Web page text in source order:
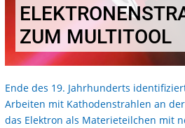
ZUM MULTITOOL
Ende des 19. Jahrhunderts
Arbeiten mit Kathodenstrahlen an
das Elektron als Materieteilchen mit